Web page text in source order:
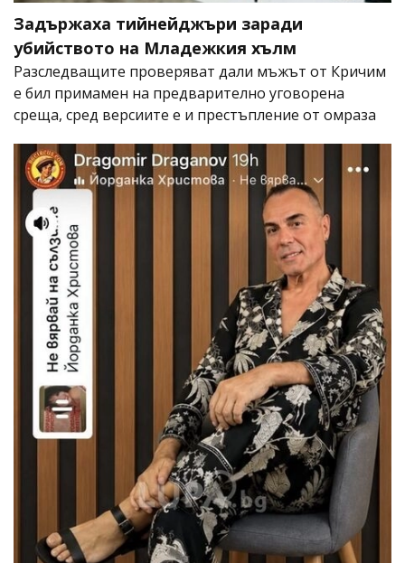
Задържаха тийнейджъри заради
убийството на Младежкия хълм
Разследващите проверяват дали мъжът от Кричим
е бил примамен на предварително уговорена
среща, сред версиите е и престъпление от омраза